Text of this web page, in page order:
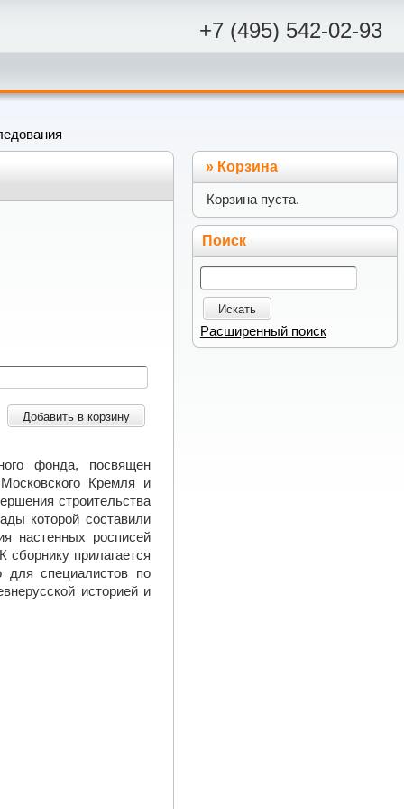
+7 (495) 542-02-93
Добавить в корзину
фонда, посвящен
Кремля и
строительства
которой составили
настенных росписей
сборнику прилагается
для специалистов по
историей и
» Корзина
Корзина пуста.
Поиск
Искать
Расширенный поиск